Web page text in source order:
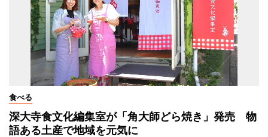
食べる
深大寺食文化編集室が「角大師どら焼き」発売 物
語ある土産で地域を元気に